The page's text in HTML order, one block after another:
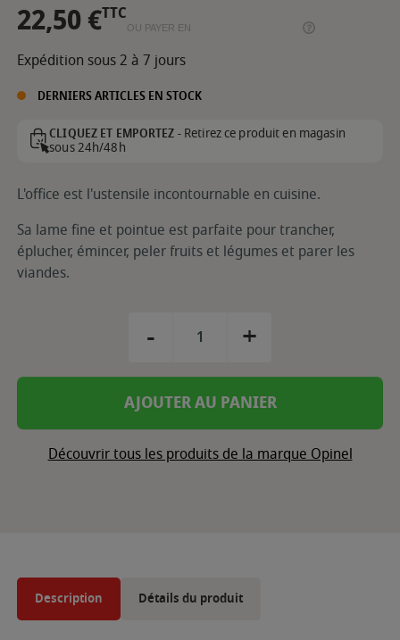
22,50 €TTC
OU PAYER EN
Expédition sous 2 à 7 jours
DERNIERS ARTICLES EN STOCK
CLIQUEZ ET EMPORTEZ -Retirez ce produit en magasin
sous 24h/48h
L'office est l'ustensile incontournable en cuisine.
Sa lame fine et pointue est parfaite pour trancher,
éplucher, émincer, peler fruits et légumes et parer les
viandes.
- +
AJOUTER AU PANIER
Découvrir tous les produits de la marque Opinel
Description Détails du produit